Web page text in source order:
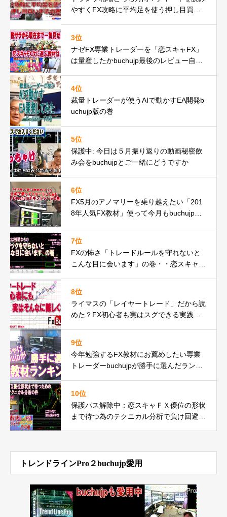
やすくFX攻略に平均足を使う押し目買い
3位
ナゼFX専業トレーダーを「恋スキャFX」
は量産したかbuchujp最後のレビュー自分
4位
裁量トレーダーが使うAIで動かすEA開発b
uchujp版の巻
5位
保護中: 今日は５月振り返りの動画秘密飲
み会をbuchujpとご一緒にどうですか
6位
FX5月のアノマリーを乗り越えたい「201
8年人気FX教材」使って今月もbuchujpチ
7位
FXの怖さ「トレードルールを守れないと
こんな目に会います」の巻・・恋スキャF
8位
ライマスの「レイヤートレード」だから読
めた？FX初心者も実はスグできる実践動
9位
今年勉強するFX教材にお薦めしたい専業
トレーダーbuchujpが勝手に選んだランキ
10位
保護パス解除中：恋スキャＦＸ優位の形状
まで待つ為のテクニカル分析で負け回避で
トレンドラインPro２buchujp愛用